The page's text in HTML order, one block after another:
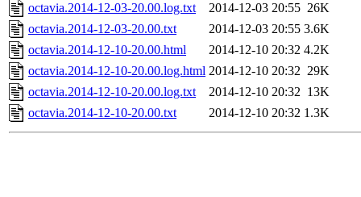
octavia.2014-12-03-20.00.log.txt
2014-12-03 20:55 26K
octavia.2014-12-03-20.00.txt
2014-12-03 20:55 3.6K
octavia.2014-12-10-20.00.html
2014-12-10 20:32 4.2K
octavia.2014-12-10-20.00.log.html 2014-12-10 20:32 29K
octavia.2014-12-10-20.00.log.txt
2014-12-10 20:32 13K
octavia.2014-12-10-20.00.txt
2014-12-10 20:32 1.3K